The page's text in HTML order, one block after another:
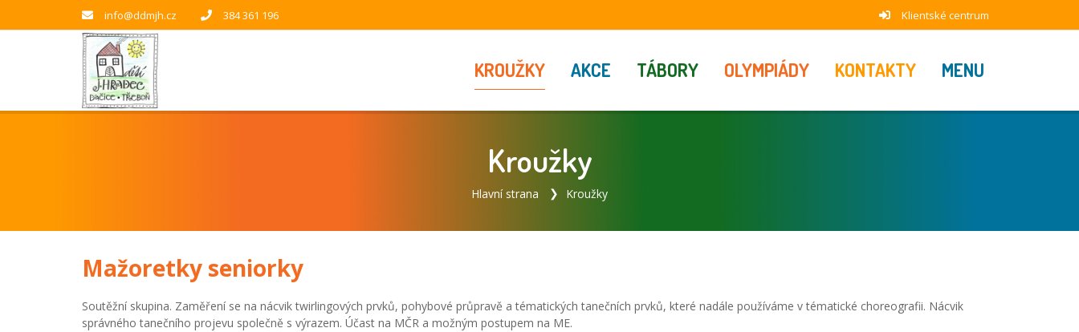
info@ddmjh.cz 384 361 196 Klientské centrum
KROUŽKY AKCE TÁBORY OLYMPIÁDY KONTAKTY MENU
Kroužky
Hlavní strana Kroužky
Mažoretky seniorky
Soutěžní skupina. Zaměření se na nácvik twirlingových prvků, pohybové průpravě a tématických tanečních prvků, které nadále používáme v tématické choreografii. Nácvik
správného tanečního projevu společně s výrazem. Účast na MČR a možným postupem na ME.